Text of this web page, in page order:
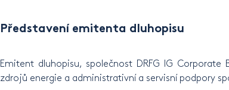
Představení emitenta dluhopisu
Emitent dluhopisu, společnost DRFG IG
zdrojů energie a administrativní a servisní podpory